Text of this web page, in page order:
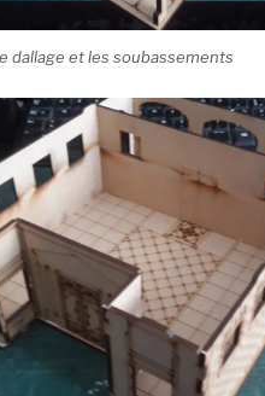
dallage et les soubassements